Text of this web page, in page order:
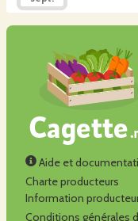
Aide et
Charte producteurs
Information
Conditions générales